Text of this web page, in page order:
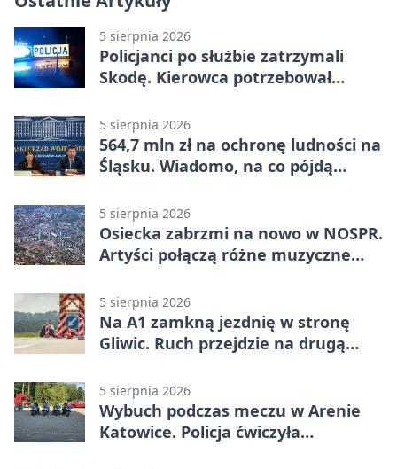
5 sierpnia 2026
Policjanci po służbie zatrzymali
Skodę. Kierowca potrzebował
5 sierpnia 2026
564,7 mln zł na ochronę ludności na
Śląsku. Wiadomo, na co pójdą
5 sierpnia 2026
Osiecka zabrzmi na nowo w NOSPR.
Artyści połączą różne muzyczne
5 sierpnia 2026
Na A1 zamkną jezdnię w stronę
Gliwic. Ruch przejdzie na drugą
5 sierpnia 2026
Wybuch podczas meczu w Arenie
Katowice. Policja ćwiczyła